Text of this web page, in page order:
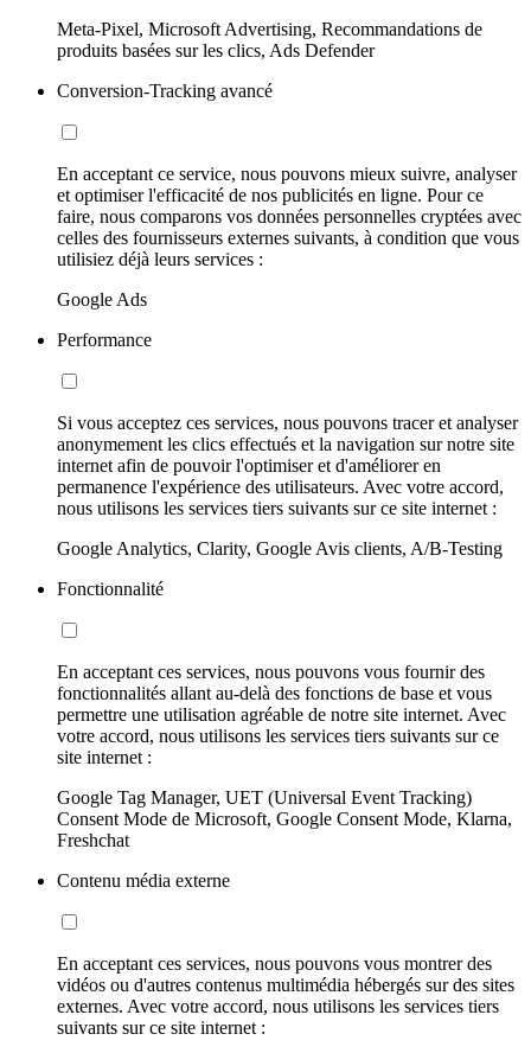
Meta-Pixel, Microsoft Advertising, Recommandations de
produits basées sur les clics, Ads Defender
Conversion-Tracking avancé
En acceptant ce service, nous pouvons mieux suivre, analyser
et optimiser l'efficacité de nos publicités en ligne. Pour ce
faire, nous comparons vos données personnelles cryptées avec
celles des fournisseurs externes suivants, à condition que vous
utilisiez déjà leurs services :
Google Ads
Performance
Si vous acceptez ces services, nous pouvons tracer et analyser
anonymement les clics effectués et la navigation sur notre site
internet afin de pouvoir l'optimiser et d'améliorer en
permanence l'expérience des utilisateurs. Avec votre accord,
nous utilisons les services tiers suivants sur ce site internet :
Google Analytics, Clarity, Google Avis clients, A/B-Testing
Fonctionnalité
En acceptant ces services, nous pouvons vous fournir des
fonctionnalités allant au-delà des fonctions de base et vous
permettre une utilisation agréable de notre site internet. Avec
votre accord, nous utilisons les services tiers suivants sur ce
site internet :
Google Tag Manager, UET (Universal Event Tracking)
Consent Mode de Microsoft, Google Consent Mode, Klarna,
Freshchat
Contenu média externe
En acceptant ces services, nous pouvons vous montrer des
vidéos ou d'autres contenus multimédia hébergés sur des sites
externes. Avec votre accord, nous utilisons les services tiers
suivants sur ce site internet :